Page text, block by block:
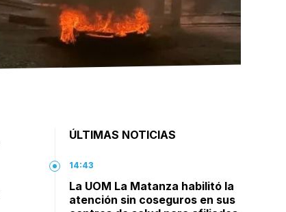
ÚLTIMAS NOTICIAS
14:43
La UOM La Matanza habilitó la
atención sin coseguros en sus